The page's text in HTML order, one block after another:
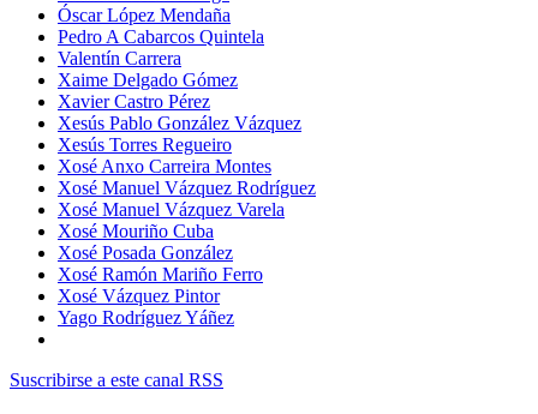
Óscar López Mendaña
Pedro A Cabarcos Quintela
Valentín Carrera
Xaime Delgado Gómez
Xavier Castro Pérez
Xesús Pablo González Vázquez
Xesús Torres Regueiro
Xosé Anxo Carreira Montes
Xosé Manuel Vázquez Rodríguez
Xosé Manuel Vázquez Varela
Xosé Mouriño Cuba
Xosé Posada González
Xosé Ramón Mariño Ferro
Xosé Vázquez Pintor
Yago Rodríguez Yáñez
Suscribirse a este canal RSS